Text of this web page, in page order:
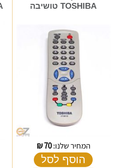
TOSHIBA טושיבה
המחיר שלנו:70
₪
הוסף לסל